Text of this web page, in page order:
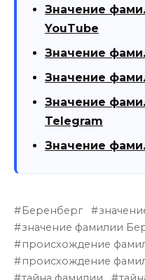
Значение
YouTube
Значение
Значение
Значение
Telegram
Значение
Беренберг
значение фамилии
происхождение
происхождение